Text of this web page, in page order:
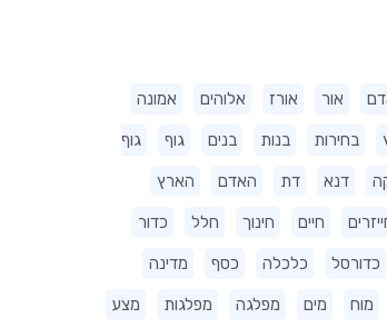
אור אורז אלוהים אמונה
בחירות בנות בנים גוף גוף
דנא דת האדם הארץ
חיים חינוך חלל כדור
כדורסל כלכלה כסף מדינה
מוח מים מפלגה מפלגות מצע